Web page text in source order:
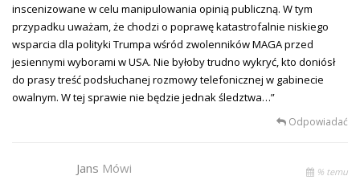
inscenizowane w celu manipulowania opinią publiczną. W tym
przypadku uważam, że chodzi o poprawę katastrofalnie niskiego
wsparcia dla polityki Trumpa wśród zwolenników MAGA przed
jesiennymi wyborami w USA. Nie byłoby trudno wykryć, kto doniósł
do prasy treść podsłuchanej rozmowy telefonicznej w gabinecie
owalnym. W tej sprawie nie będzie jednak śledztwa…”
Odpowiadać
Jans Mówi % temu